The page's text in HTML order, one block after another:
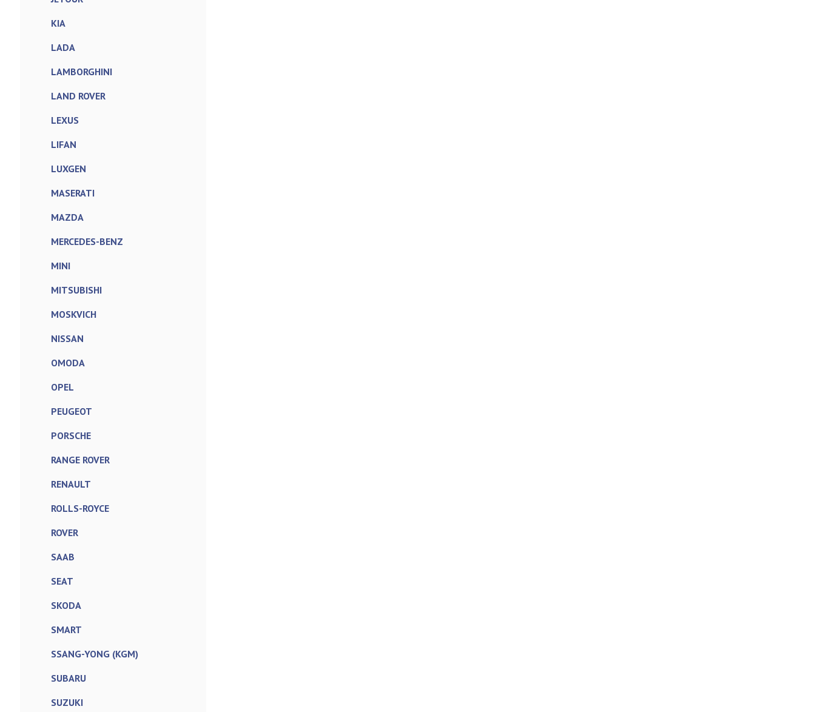
KIA
LADA
LAMBORGHINI
LAND ROVER
LEXUS
LIFAN
LUXGEN
MASERATI
MAZDA
MERCEDES-BENZ
MINI
MITSUBISHI
MOSKVICH
NISSAN
OMODA
OPEL
PEUGEOT
PORSCHE
RANGE ROVER
RENAULT
ROLLS-ROYCE
ROVER
SAAB
SEAT
SKODA
SMART
SSANG-YONG (KGM)
SUBARU
SUZUKI